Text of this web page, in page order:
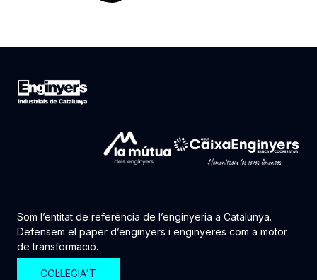
Som l’entitat de referència de l’enginyeria a Catalunya.
Defensem el paper d’enginyers i enginyeres com a motor
de transformació.
COL·LEGIA'T